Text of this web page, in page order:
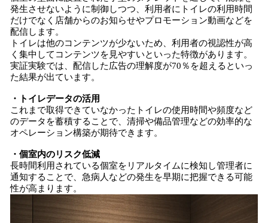
発生させないように制御しつつ、利用者にトイレの利用時間
だけでなく店舗からのお知らせやプロモーション動画などを
配信します。
トイレは他のコンテンツが少ないため、利用者の視認性が高
く集中してコンテンツを見やすいといった特徴があります。
実証実験では、配信した広告の理解度が70％を超えるといっ
た結果が出ています。
・トイレデータの活用
これまで取得できていなかったトイレの使用時間や頻度など
のデータを蓄積することで、清掃や備品管理などの効率的な
オペレーション構築が期待できます。
・個室内のリスク低減
長時間利用されている個室をリアルタイムに検知し管理者に
通知することで、急病人などの発生を早期に把握できる可能
性が高まります。